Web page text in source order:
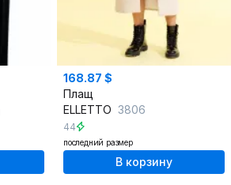
168.87 $
Плащ
ELLETTO 3806
44
последний размер
В корзину